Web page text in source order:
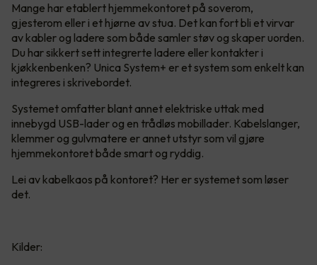
Mange har etablert hjemmekontoret på soverom,
gjesterom eller i et hjørne av stua. Det kan fort bli et virvar
av kabler og ladere som både samler støv og skaper uorden.
Du har sikkert sett integrerte ladere eller kontakter i
kjøkkenbenken? Unica System+ er et system som enkelt kan
integreres i skrivebordet.
Systemet omfatter blant annet elektriske uttak med
innebygd USB-lader og en trådløs mobillader. Kabelslanger,
klemmer og gulvmatere er annet utstyr som vil gjøre
hjemmekontoret både smart og ryddig.
Lei av kabelkaos på kontoret? Her er systemet som løser
det.
Kilder: